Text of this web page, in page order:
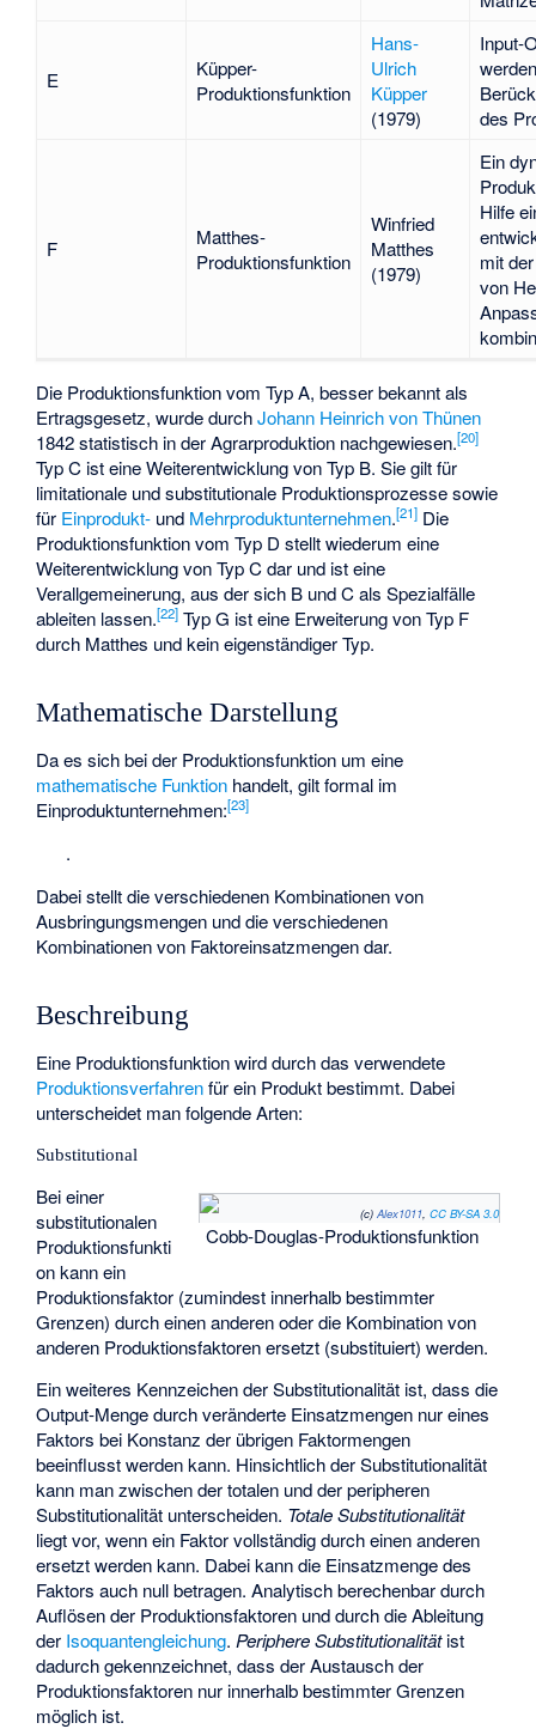
E
Küpper-
Produktionsfunktion
Hans-
Ulrich
Küpper
(1979)
Input-
des
F
Matthes-
Produktionsfunktion
Winfried
Matthes
(1979)
Ein
Hilfe
mit
von
Die Produktionsfunktion vom Typ A, besser bekannt als
Ertragsgesetz, wurde durchJohann Heinrich von Thünen
1842 statistisch in der Agrarproduktion nachgewiesen.[20]
Typ C ist eine Weiterentwicklung von Typ B. Sie gilt für
limitationale und substitutionale Produktionsprozesse sowie
für Einprodukt- und Mehrproduktunternehmen.[21] Die
Produktionsfunktion vom Typ D stellt wiederum eine
Weiterentwicklung von Typ C dar und ist eine
Verallgemeinerung, aus der sich B und C als Spezialfälle
ableiten lassen.[22] Typ G ist eine Erweiterung von Typ F
durch Matthes und kein eigenständiger Typ.
Mathematische Darstellung
Da es sich bei der Produktionsfunktion um eine
mathematische Funktion handelt, gilt formal im
Einproduktunternehmen:[23]
.
Dabei stelltdie verschiedenen Kombinationen von
Ausbringungsmengen unddie verschiedenen
Kombinationen von Faktoreinsatzmengen dar.
Beschreibung
Eine Produktionsfunktion wird durch das verwendete
Produktionsverfahrenfür ein Produkt bestimmt. Dabei
unterscheidet man folgende Arten:
Substitutional
(c) Alex1011, CC BY-SA 3.0
Cobb-Douglas-Produktionsfunktion
Bei einer
substitutionalen
Produktionsfunkti
on kann ein
Produktionsfaktor (zumindest innerhalb bestimmter
Grenzen) durch einen anderen oder die Kombination von
anderen Produktionsfaktoren ersetzt (substituiert) werden.
Ein weiteres Kennzeichen der Substitutionalität ist, dass die
Output-Menge durch veränderte Einsatzmengen nur eines
Faktors bei Konstanz der übrigen Faktormengen
beeinflusst werden kann. Hinsichtlich der Substitutionalität
kann man zwischen der totalen und der peripheren
Substitutionalität unterscheiden. Totale Substitutionalität
liegt vor, wenn ein Faktor vollständig durch einen anderen
ersetzt werden kann. Dabei kann die Einsatzmenge des
Faktors auch null betragen. Analytisch berechenbar durch
Auflösen der Produktionsfaktoren und durch die Ableitung
der Isoquantengleichung. Periphere Substitutionalitätist
dadurch gekennzeichnet, dass der Austausch der
Produktionsfaktoren nur innerhalb bestimmter Grenzen
möglich ist.